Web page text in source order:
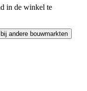
in de winkel te
andere bouwmarkten